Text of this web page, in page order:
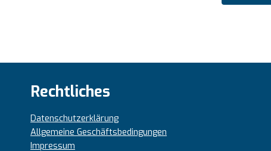
Rechtliches
Datenschutzerklärung
Allgemeine Geschäftsbedingungen
Impressum